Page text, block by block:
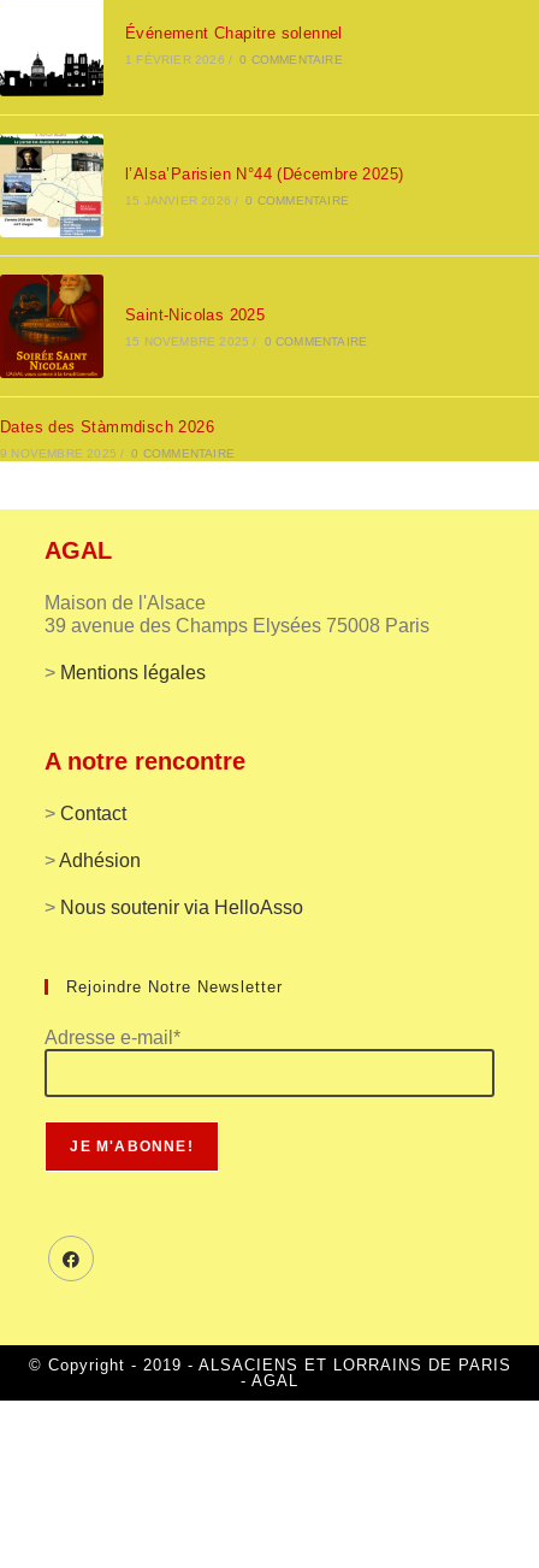
Événement Chapitre solennel
1 FÉVRIER 2026 / 0 COMMENTAIRE
l’Alsa’Parisien N°44 (Décembre 2025)
15 JANVIER 2026 / 0 COMMENTAIRE
Saint-Nicolas 2025
15 NOVEMBRE 2025 / 0 COMMENTAIRE
Dates des Stàmmdisch 2026
9 NOVEMBRE 2025 / 0 COMMENTAIRE
AGAL
Maison de l'Alsace
39 avenue des Champs Elysées 75008 Paris
> Mentions légales
A notre rencontre
>Contact
>Adhésion
> Nous soutenir via HelloAsso
Rejoindre Notre Newsletter
Adresse e-mail*
© Copyright - 2019 - ALSACIENS ET LORRAINS DE PARIS
- AGAL